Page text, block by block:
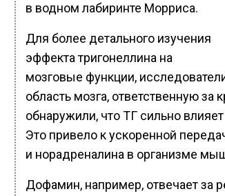
в водном лабиринте Морриса.
Для более детального изучения
эффекта тригонеллина на
мозговые функции,
область мозга, ответственную
обнаружили, что ТГ сильно
Это привело к ускоренной
и норадреналина в организме
Дофамин, например, отвечает за